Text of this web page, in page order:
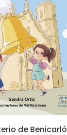
de Benicarló